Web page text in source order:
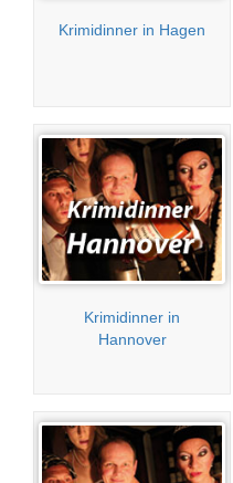
Krimidinner in Hagen
Krimidinner in
Hannover